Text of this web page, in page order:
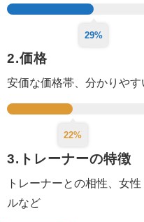
29%
2.価格
安価な価格帯、分かりや
22%
3.トレーナーの特徴
トレーナーとの相性、女
ルなど